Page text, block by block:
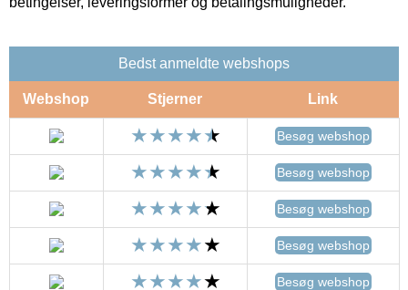
Bedst anmeldte webshops
Webshop Stjerner Link
Besøg webshop
Besøg webshop
Besøg webshop
Besøg webshop
Besøg webshop